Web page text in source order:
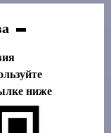
ниже